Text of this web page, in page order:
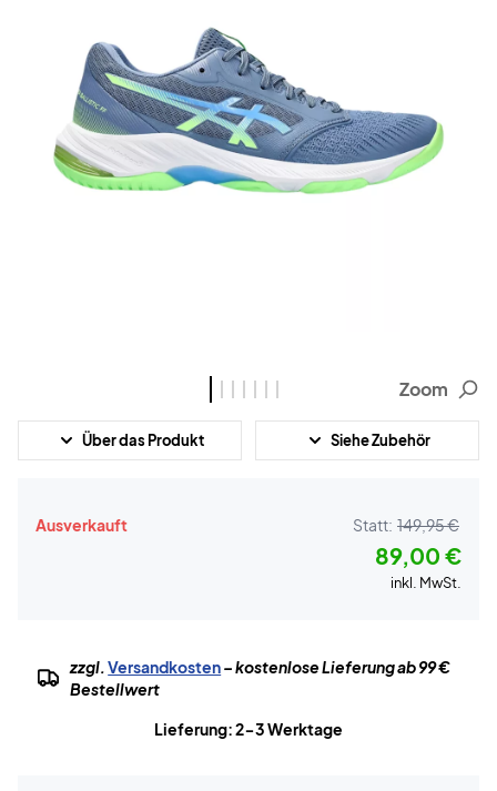
Zoom
Über das Produkt Siehe Zubehör
Ausverkauft Statt: 149,95 €
89,00 €
inkl. MwSt.
zzgl.Versandkosten– kostenlose Lieferung ab 99 €
Bestellwert
Lieferung: 2-3 Werktage